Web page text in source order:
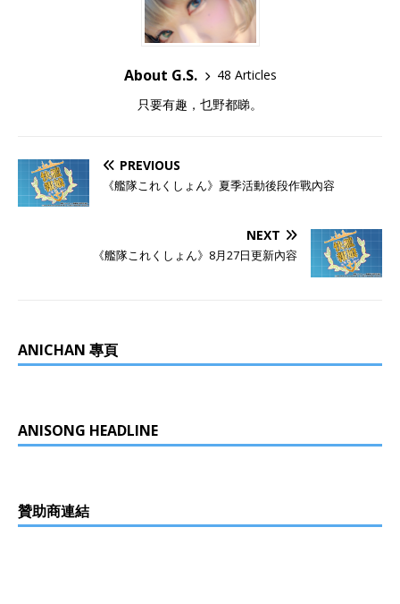
About G.S.
48 Articles
只要有趣，乜野都睇。
PREVIOUS
《艦隊これくしょん》夏季活動後段作戰內容
NEXT
《艦隊これくしょん》8月27日更新內容
ANICHAN 專頁
ANISONG HEADLINE
贊助商連結